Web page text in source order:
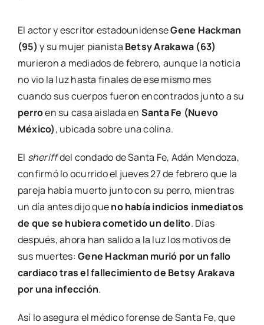
El actor y escritor estadounidenseGene Hackman
(95) y su mujer pianista Betsy Arakawa (63)
murieron a mediados de febrero, aunque la noticia
no vio la luz hasta finales de ese mismo mes
cuando sus cuerpos fueron encontrados junto a su
perroen su casa aislada en Santa Fe (Nuevo
México), ubicada sobre una colina.
El sheriffdel condado de Santa Fe, Adán Mendoza,
confirmó lo ocurrido el jueves 27 de febrero que la
pareja había muerto junto con su perro, mientras
un día antes dijo queno había indicios inmediatos
de que se hubiera cometido un delito. Días
después, ahora han salido a la luz los motivos de
sus muertes:Gene Hackman murió por un fallo
cardiaco tras el fallecimiento de Betsy Arakava
por una infección.
Así lo asegura el médico forense de Santa Fe, que